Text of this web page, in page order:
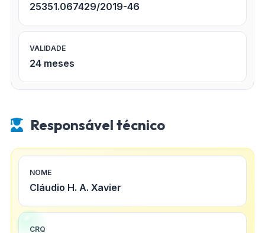
25351.067429/2019-46
VALIDADE
24 meses
Responsável técnico
NOME
Cláudio H. A. Xavier
CRQ